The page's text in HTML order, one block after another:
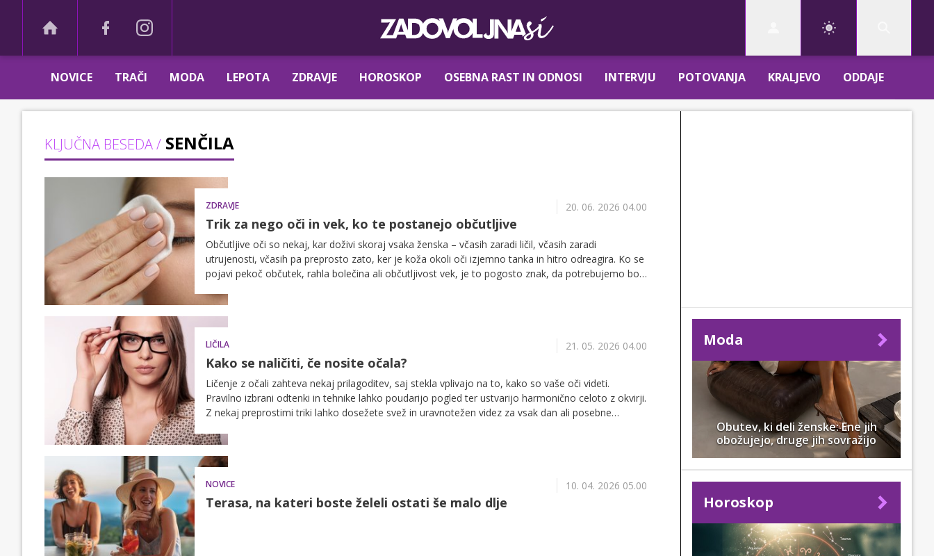
NOVICE TRAČI MODA LEPOTA ZDRAVJE HOROSKOP OSEBNA RAST IN ODNOSI INTERVJU POTOVANJA KRALJEVO ODDAJE
KLJUČNA BESEDA / SENČILA
ZDRAVJE 20. 06. 2026 04.00
Trik za nego oči in vek, ko te postanejo občutljive
Občutljive oči so nekaj, kar doživi skoraj vsaka ženska – včasih zaradi ličil, včasih zaradi
utrujenosti, včasih pa preprosto zato, ker je koža okoli oči izjemno tanka in hitro odreagira. Ko se
pojavi pekoč občutek, rahla bolečina ali občutljivost vek, je to pogosto znak, da potrebujemo bolj
LIČILA 21. 05. 2026 04.00
Kako se naličiti, če nosite očala?
Ličenje z očali zahteva nekaj prilagoditev, saj stekla vplivajo na to, kako so vaše oči videti.
Pravilno izbrani odtenki in tehnike lahko poudarijo pogled ter ustvarijo harmonično celoto z okvirji.
Z nekaj preprostimi triki lahko dosežete svež in uravnotežen videz za vsak dan ali posebne
NOVICE 10. 04. 2026 05.00
Terasa, na kateri boste želeli ostati še malo dlje
Moda
Obutev, ki deli ženske: Ene jih
obožujejo, druge jih sovražijo
Horoskop